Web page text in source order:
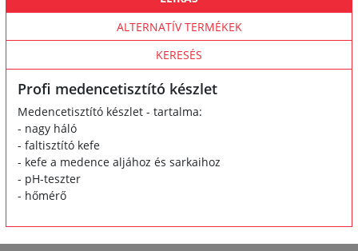
ALTERNATÍV TERMÉKEK
KERESÉS
Profi medencetisztító készlet
Medencetisztító készlet - tartalma:
- nagy háló
- faltisztító kefe
- kefe a medence aljához és sarkaihoz
- pH-teszter
- hőmérő